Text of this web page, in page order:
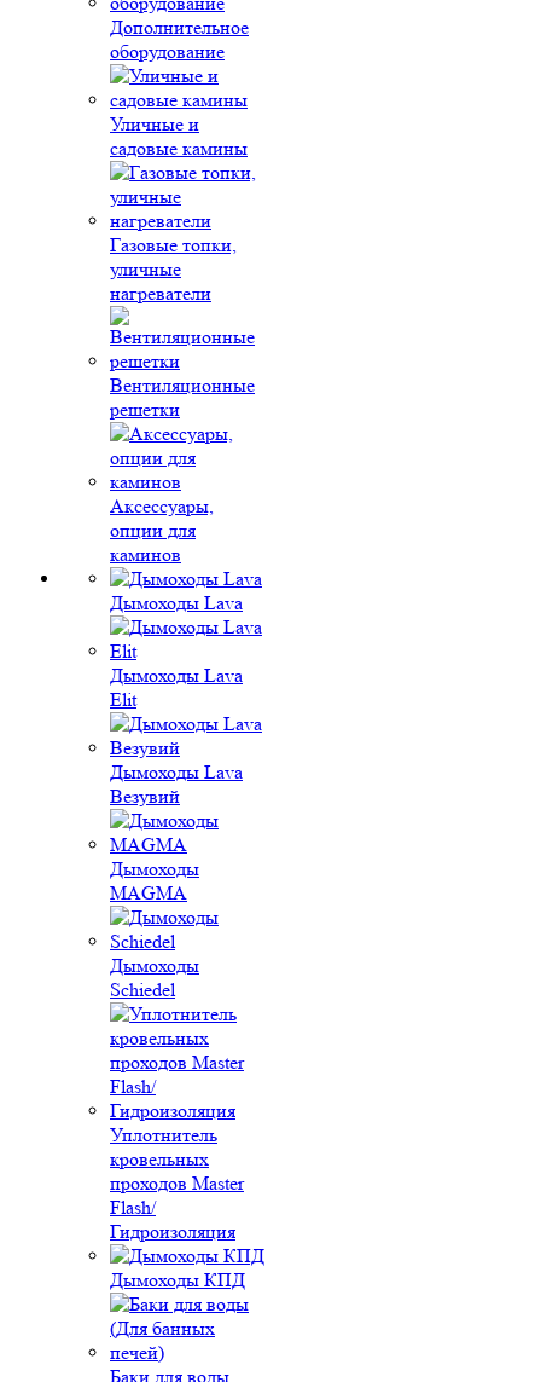
Дополнительное
оборудование
Уличные и
садовые камины
Газовые топки,
уличные
нагреватели
Вентиляционные
решетки
Аксессуары,
опции для
каминов
Дымоходы Lava
Дымоходы Lava
Elit
Дымоходы Lava
Везувий
Дымоходы
MAGMA
Дымоходы
Schiedel
Уплотнитель
кровельных
проходов Master
Flash/
Гидроизоляция
Дымоходы КПД
Баки для воды